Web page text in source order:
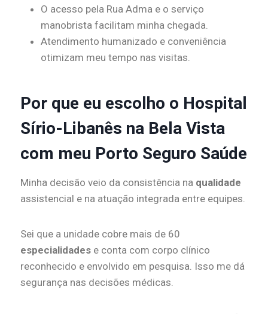
O acesso pela Rua Adma e o serviço
manobrista facilitam minha chegada.
Atendimento humanizado e conveniência
otimizam meu tempo nas visitas.
Por que eu escolho o Hospital
Sírio-Libanês na Bela Vista
com meu Porto Seguro Saúde
Minha decisão veio da consistência na qualidade
assistencial e na atuação integrada entre equipes.
Sei que a unidade cobre mais de 60
especialidades e conta com corpo clínico
reconhecido e envolvido em pesquisa. Isso me dá
segurança nas decisões médicas.